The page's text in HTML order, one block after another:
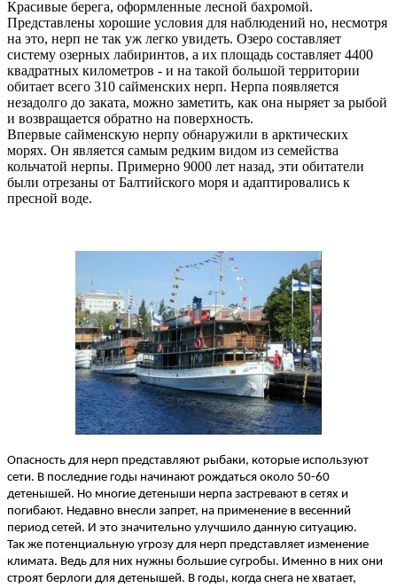
Красивые берега, оформленные лесной бахромой.
Представлены хорошие условия для наблюдений но, несмотря
на это, нерп не так уж легко увидеть. Озеро составляет
систему озерных лабиринтов, а их площадь составляет 4400
квадратных километров - и на такой большой территории
обитает всего 310 сайменских нерп. Нерпа появляется
незадолго до заката, можно заметить, как она ныряет за рыбой
и возвращается обратно на поверхность.
Впервые сайменскую нерпу обнаружили в арктических
морях. Он является самым редким видом из семейства
кольчатой нерпы. Примерно 9000 лет назад, эти обитатели
были отрезаны от Балтийского моря и адаптировались к
пресной воде.
Опасность для нерп представляют рыбаки, которые используют
сети. В последние годы начинают рождаться около 50-60
детенышей. Но многие детеныши нерпа застревают в сетях и
погибают. Недавно внесли запрет, на применение в весенний
период сетей. И это значительно улучшило данную ситуацию.
Так же потенциальную угрозу для нерп представляет изменение
климата. Ведь для них нужны большие сугробы. Именно в них они
строят берлоги для детенышей. В годы, когда снега не хватает,